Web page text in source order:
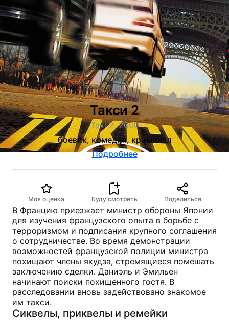
Такси 2
Taxi 2, 2000
боевик, комедия, криминал
Подробнее
Моя оценка Буду смотреть Поделиться
В Францию приезжает министр обороны Японии
для изучения французского опыта в борьбе с
терроризмом и подписания крупного соглашения
о сотрудничестве. Во время демонстрации
возможностей французской полиции министра
похищают члены якудза, стремящиеся помешать
заключению сделки. Даниэль и Эмильен
начинают поиски похищенного гостя. В
расследовании вновь задействовано знакомое
им такси.
Сиквелы, приквелы и ремейки